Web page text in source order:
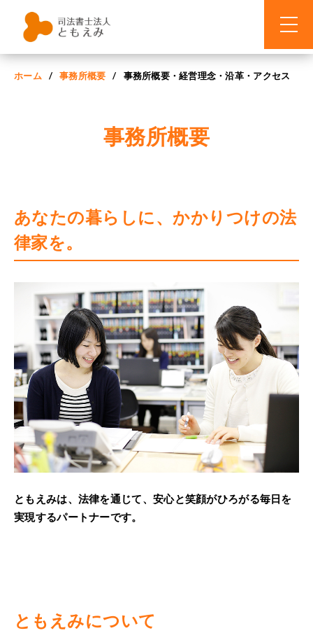
search
生前対策
死後の手続き
セミナー情報
セミナー開催情報
ご利用の流れ
初めての方へ
無料相談のご案内
料金表
よくあるご質問
お知らせ
ともえみニュース
代表ブログ
ともえみについて
事務所概要/アクセス
代表あいさつ/スタッフ紹介
受付時間：9時～18時 365日受付
無料相談実施中
ホーム 事務所概要 事務所概要・経営理念・沿革・アクセス
事務所概要
あなたの暮らしに、かかりつけの法
律家を。
ともえみは、法律を通じて、安心と笑顔がひろがる毎日を
実現するパートナーです。
ともえみについて